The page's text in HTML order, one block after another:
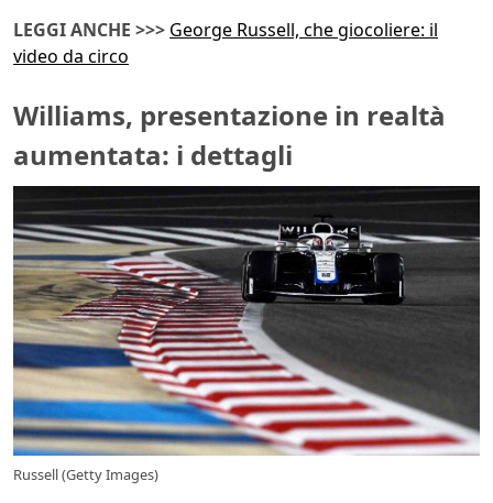
LEGGI ANCHE >>> George Russell, che giocoliere: il
video da circo
Williams, presentazione in realtà
aumentata: i dettagli
Russell (Getty Images)